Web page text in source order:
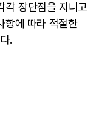
각 장단점을 지니고
항에 따라 적절한
.